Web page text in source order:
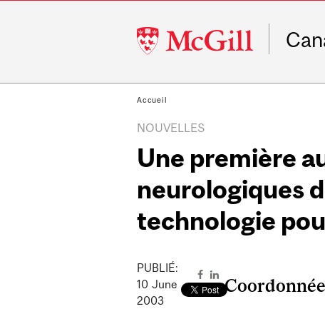
McGill
University
Accueil
NOUVELLES
Une première
neurologiques
technologie
PUBLIÉ:
10 June
2003